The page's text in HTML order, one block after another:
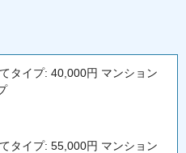
タイプ: 40,000円 マンション
タイプ: 55,000円 マンション